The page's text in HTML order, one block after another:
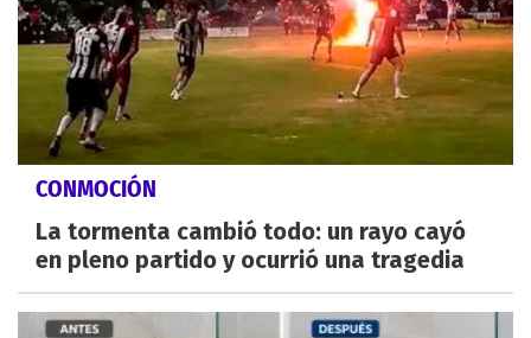
CONMOCIÓN
La tormenta cambió todo: un rayo cayó
en pleno partido y ocurrió una tragedia